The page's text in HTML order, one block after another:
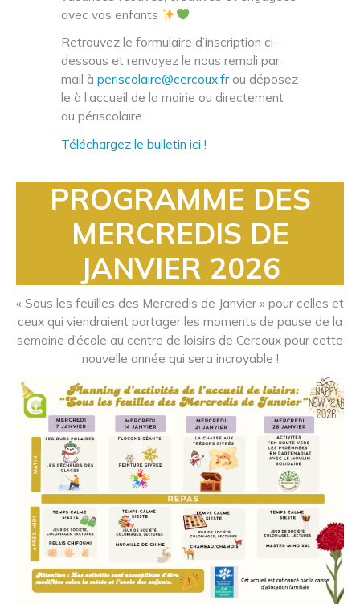
avec vos enfants
Retrouvez le formulaire d’inscription ci-
dessous et renvoyez le nous rempli par
mail à periscolaire@cercoux.fr ou déposez
le à l’accueil de la mairie ou directement
au périscolaire.
Téléchargez le bulletin ici !
PROGRAMME DES
MERCREDIS DE
JANVIER 2026
« Sous les feuilles des Mercredis de Janvier » pour celles et
ceux qui viendraient partager les moments de pause de la
semaine d’école au centre de loisirs de Cercoux pour cette
nouvelle année qui sera incroyable !